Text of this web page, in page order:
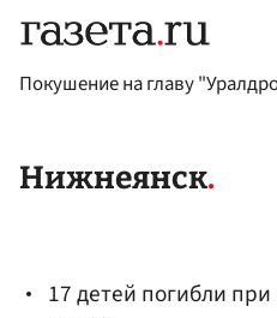
Покушение на главу
Нижнеянск
17 детей погибли